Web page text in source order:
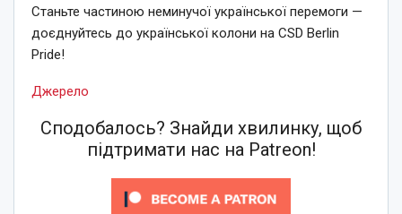
Станьте частиною неминучої української перемоги —
доєднуйтесь до української колони на CSD Berlin
Pride!
Джерело
Сподобалось? Знайди хвилинку, щоб
підтримати нас на Patreon!